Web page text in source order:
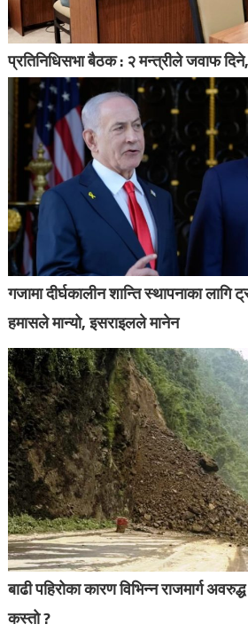
प्रतिनिधिसभा बैठक : २ मन्त्रीले जवाफ
गजामा दीर्घकालीन शान्ति स्थापनाका लागि
हमासले मान्यो, इसराइलले मानेन
बाढी पहिरोका कारण विभिन्न राजमार्ग
कस्तो ?